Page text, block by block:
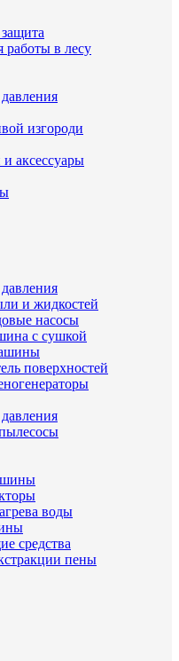
в лесу
изгороди
аксессуары
и жидкостей
насосы
с сушкой
поверхностей
воды
средства
пены